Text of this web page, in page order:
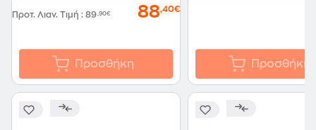
Προτ. Λιαν. Τιμή : 89,90€ 88,40€
Προσθήκη Προσθήκη